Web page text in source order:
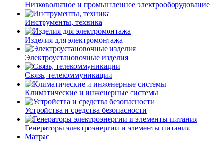
Низковольтное и промышленное электрооборудование
Инструменты, техника
Изделия для электромонтажа
Электроустановочные изделия
Связь, телекоммуникации
Климатические и инженерные системы
Устройства и средства безопасности
Генераторы электроэнергии и элементы питания
Матрас